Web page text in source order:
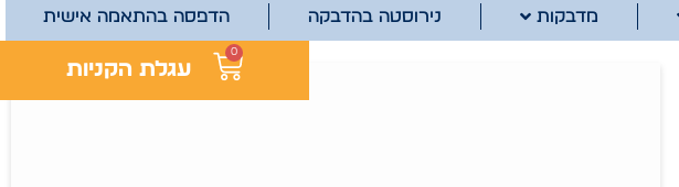
מדבקות נירוסטה בהדבקה הדפסה בהתאמה אישית
0